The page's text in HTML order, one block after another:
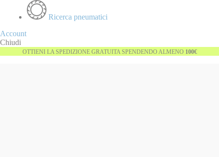
Ricerca pneumatici
Account
Chiudi
OTTIENI LA SPEDIZIONE GRATUITA SPENDENDO ALMENO 100€